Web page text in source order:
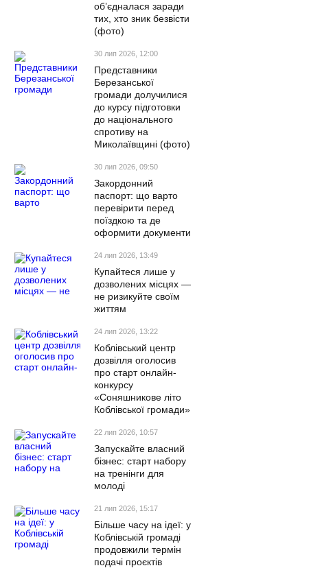
об’єдналася заради
тих, хто зник безвісти
(фото)
30 лип 2026, 12:00
Представники
Березанської
громади долучилися
до курсу підготовки
до національного
спротиву на
Миколаївщині (фото)
30 лип 2026, 09:50
Закордонний
паспорт: що варто
перевірити перед
поїздкою та де
оформити документи
24 лип 2026, 13:49
Купайтеся лише у
дозволених місцях —
не ризикуйте своїм
життям
24 лип 2026, 13:22
Коблівський центр
дозвілля оголосив
про старт онлайн-
конкурсу
«Соняшникове літо
Коблівської громади»
22 лип 2026, 10:57
Запускайте власний
бізнес: старт набору
на тренінги для
молоді
21 лип 2026, 15:17
Більше часу на ідеї: у
Коблівській громаді
продовжили термін
подачі проєктів